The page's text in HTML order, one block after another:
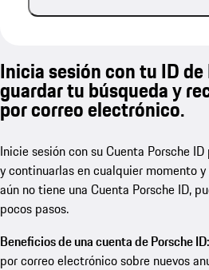
Inicia sesión con tu ID
guardar tu búsqueda y
por correo electrónico.
Inicie sesión con su Cuenta Porsche
y continuarlas en cualquier momento
aún no tiene una Cuenta Porsche ID,
pocos pasos.
Beneficios de una cuenta de Porsche ID:
por correo electrónico sobre nuevos